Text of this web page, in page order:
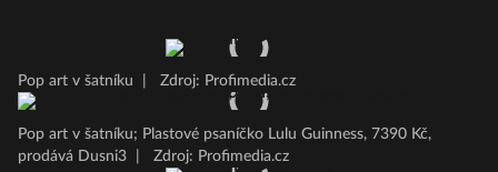
Pop art v šatníku Zdroj: Profimedia.cz
Pop art v šatníku; Plastové psaníčko Lulu Guinness, 7390 Kč,
prodává Dusni3
Zdroj: Profimedia.cz